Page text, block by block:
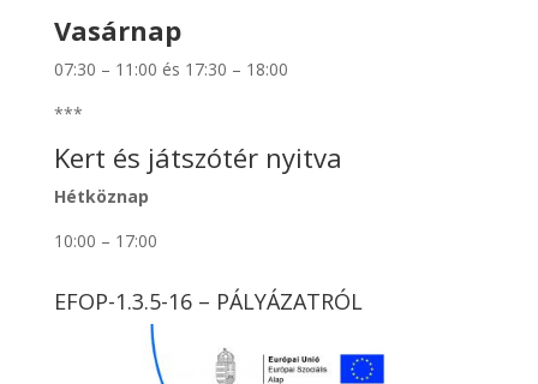
Vasárnap
07:30 – 11:00 és 17:30 – 18:00
***
Kert és játszótér nyitva
Hétköznap
10:00 – 17:00
EFOP-1.3.5-16 – PÁLYÁZATRÓL